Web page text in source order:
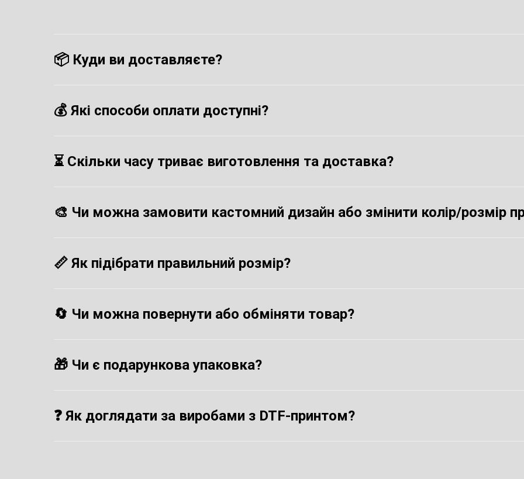
📦 Куди ви доставляєте?
💰 Які способи оплати доступні?
⏳ Скільки часу триває виготовлення та доставка?
🎨 Чи можна замовити кастомний дизайн або змінити колір/розмір
📏 Як підібрати правильний розмір?
🔄 Чи можна повернути або обміняти товар?
🎁 Чи є подарункова упаковка?
❓ Як доглядати за виробами з DTF-принтом?